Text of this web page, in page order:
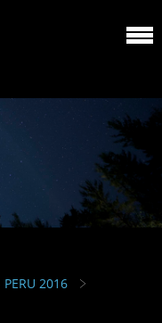
2016